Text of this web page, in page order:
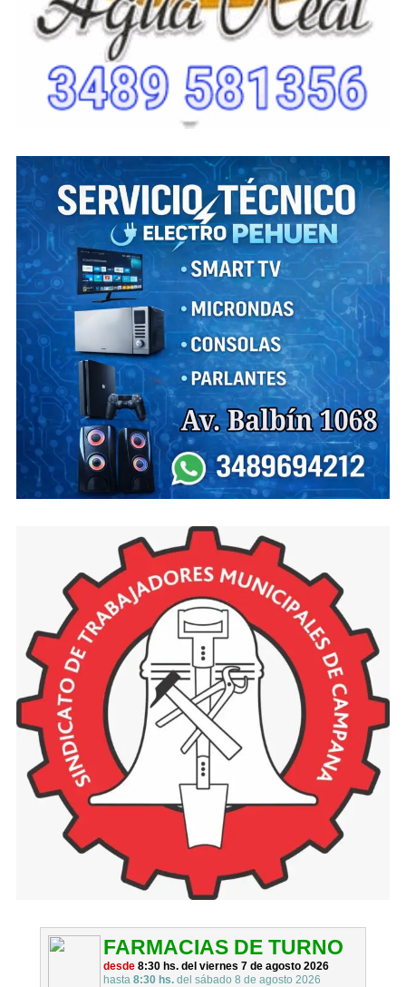
FARMACIAS DE TURNO
desde8:30 hs. del viernes 7 de agosto 2026
hasta8:30 hs. del sábado 8 de agosto 2026